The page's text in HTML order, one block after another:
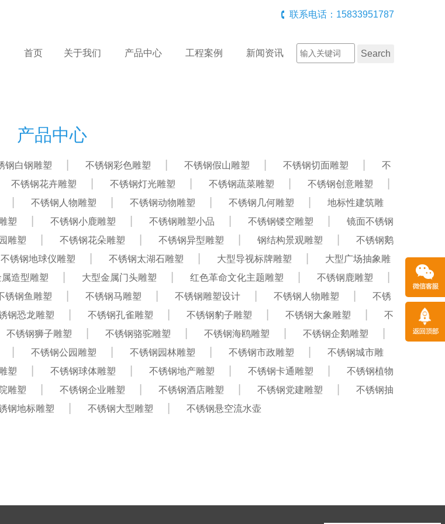
联系电话：15833951787
首页 关于我们 产品中心 工程案例 新闻资讯
产品中心
钢白钢雕塑 不锈钢彩色雕塑 不锈钢假山雕塑 不锈钢切面雕塑
不
不锈钢花卉雕塑 不锈钢灯光雕塑 不锈钢蔬菜雕塑
不锈钢创意雕塑
不锈钢人物雕塑 不锈钢动物雕塑 不锈钢几何雕塑
地标性建筑雕
塑 不锈钢小鹿雕塑 不锈钢雕塑小品 不锈钢镂空雕塑
镜面不锈钢
雕塑 不锈钢花朵雕塑 不锈钢异型雕塑 钢结构景观雕塑
不锈钢鹅
不锈钢地球仪雕塑 不锈钢太湖石雕塑 大型导视标牌雕塑
大型广场抽象雕
造型雕塑 大型金属门头雕塑 红色革命文化主题雕塑
不锈钢鹿雕塑
锈钢鱼雕塑 不锈钢马雕塑 不锈钢雕塑设计 不锈钢人物雕塑
不锈
钢恐龙雕塑 不锈钢孔雀雕塑 不锈钢豹子雕塑 不锈钢大象雕塑
不
不锈钢狮子雕塑 不锈钢骆驼雕塑 不锈钢海鸥雕塑
不锈钢企鹅雕塑
不锈钢公园雕塑 不锈钢园林雕塑 不锈钢市政雕塑
不锈钢城市雕
塑 不锈钢球体雕塑 不锈钢地产雕塑 不锈钢卡通雕塑
不锈钢植物
雕塑 不锈钢企业雕塑 不锈钢酒店雕塑 不锈钢党建雕塑
不锈钢抽
钢地标雕塑 不锈钢大型雕塑 不锈钢悬空流水壶